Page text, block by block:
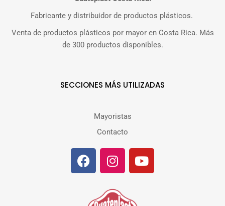
Fabricante y distribuidor de productos plásticos.
Venta de productos plásticos por mayor en Costa Rica. Más
de 300 productos disponibles.
SECCIONES MÁS UTILIZADAS
Mayoristas
Contacto